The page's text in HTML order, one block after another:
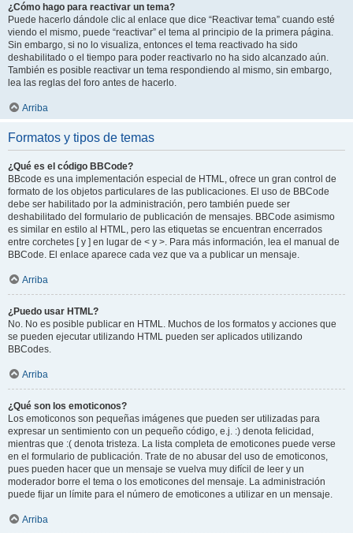
¿Cómo hago para reactivar un tema?
Puede hacerlo dándole clic al enlace que dice “Reactivar tema” cuando esté
viendo el mismo, puede “reactivar” el tema al principio de la primera página.
Sin embargo, si no lo visualiza, entonces el tema reactivado ha sido
deshabilitado o el tiempo para poder reactivarlo no ha sido alcanzado aún.
También es posible reactivar un tema respondiendo al mismo, sin embargo,
lea las reglas del foro antes de hacerlo.
Arriba
Formatos y tipos de temas
¿Qué es el código BBCode?
BBcode es una implementación especial de HTML, ofrece un gran control de
formato de los objetos particulares de las publicaciones. El uso de BBCode
debe ser habilitado por la administración, pero también puede ser
deshabilitado del formulario de publicación de mensajes. BBCode asimismo
es similar en estilo al HTML, pero las etiquetas se encuentran encerrados
entre corchetes [ y ] en lugar de < y >. Para más información, lea el manual de
BBCode. El enlace aparece cada vez que va a publicar un mensaje.
Arriba
¿Puedo usar HTML?
No. No es posible publicar en HTML. Muchos de los formatos y acciones que
se pueden ejecutar utilizando HTML pueden ser aplicados utilizando
BBCodes.
Arriba
¿Qué son los emoticonos?
Los emoticonos son pequeñas imágenes que pueden ser utilizadas para
expresar un sentimiento con un pequeño código, e.j. :) denota felicidad,
mientras que :( denota tristeza. La lista completa de emoticones puede verse
en el formulario de publicación. Trate de no abusar del uso de emoticonos,
pues pueden hacer que un mensaje se vuelva muy difícil de leer y un
moderador borre el tema o los emoticones del mensaje. La administración
puede fijar un límite para el número de emoticones a utilizar en un mensaje.
Arriba